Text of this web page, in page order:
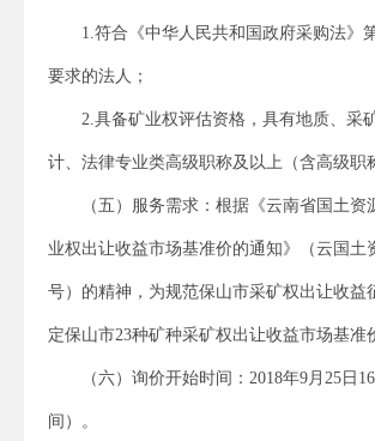
1.符合《中华人民共和国政府采购法》
要求的法人；
2.具备矿业权评估资格，具有地质、采
计、法律专业类高级职称及以上（含高级职
（五）服务需求：根据《云南省国土资
业权出让收益市场基准价的通知》（云国土
号）的精神，为规范保山市采矿权出让收益
定保山市23种矿种采矿权出让收益市场基准
（六）询价开始时间：2018年9月25日
间）。